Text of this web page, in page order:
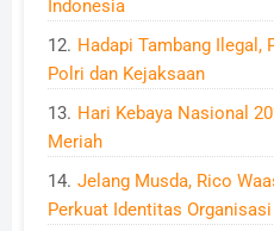
Indonesia
Hadapi Tambang Ilegal,
Polri dan Kejaksaan
Hari Kebaya Nasional
Meriah
Jelang Musda, Rico
Perkuat Identitas Organisasi